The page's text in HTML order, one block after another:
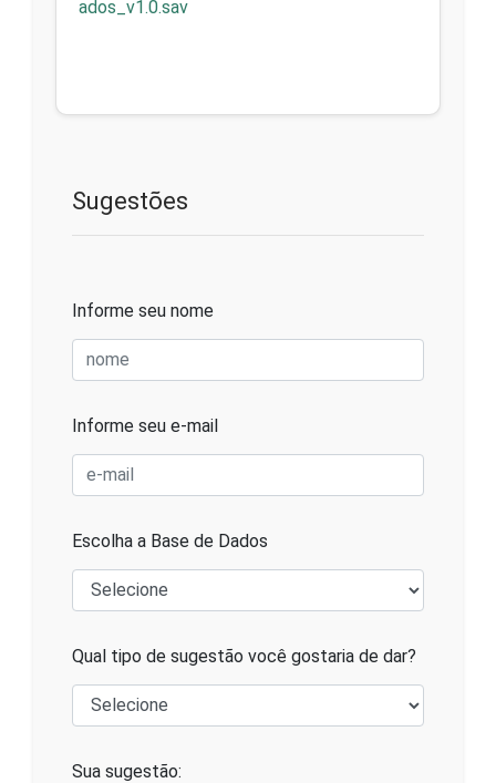
ados_v1.0.sav
Sugestões
Informe seu nome
Informe seu e-mail
Escolha a Base de Dados
Qual tipo de sugestão você gostaria de dar?
Sua sugestão: